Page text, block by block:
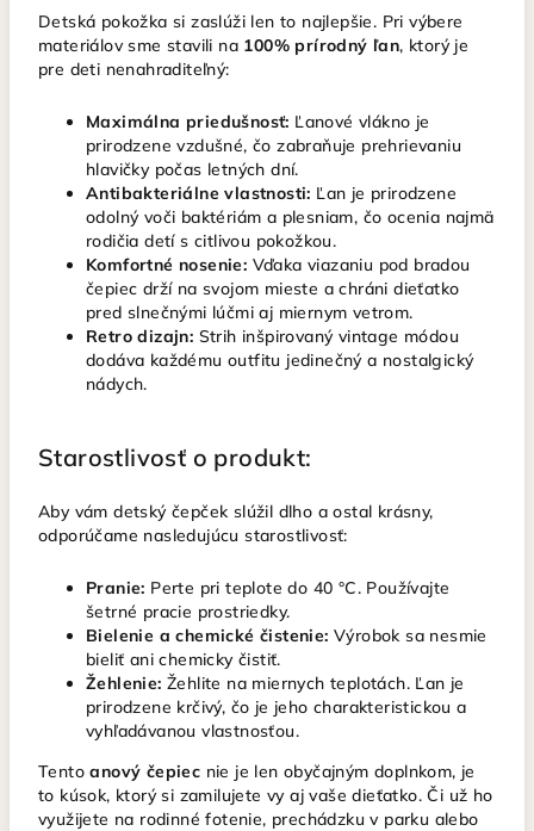
Detská pokožka si zaslúži len to najlepšie. Pri výbere
materiálov sme stavili na 100% prírodný ľan, ktorý je
pre deti nenahraditeľný:
Maximálna priedušnosť: Ľanové vlákno je
prirodzene vzdušné, čo zabraňuje prehrievaniu
hlavičky počas letných dní.
Antibakteriálne vlastnosti: Ľan je prirodzene
odolný voči baktériám a plesniam, čo ocenia najmä
rodičia detí s citlivou pokožkou.
Komfortné nosenie: Vďaka viazaniu pod bradou
čepiec drží na svojom mieste a chráni dieťatko
pred slnečnými lúčmi aj miernym vetrom.
Retro dizajn: Strih inšpirovaný vintage módou
dodáva každému outfitu jedinečný a nostalgický
nádych.
Starostlivosť o produkt:
Aby vám detský čepček slúžil dlho a ostal krásny,
odporúčame nasledujúcu starostlivosť:
Pranie: Perte pri teplote do 40 °C. Používajte
šetrné pracie prostriedky.
Bielenie a chemické čistenie: Výrobok sa nesmie
bieliť ani chemicky čistiť.
Žehlenie: Žehlite na miernych teplotách. Ľan je
prirodzene krčivý, čo je jeho charakteristickou a
vyhľadávanou vlastnosťou.
Tentoanový čepiec nie je len obyčajným doplnkom, je
to kúsok, ktorý si zamilujete vy aj vaše dieťatko. Či už ho
využijete na rodinné fotenie, prechádzku v parku alebo